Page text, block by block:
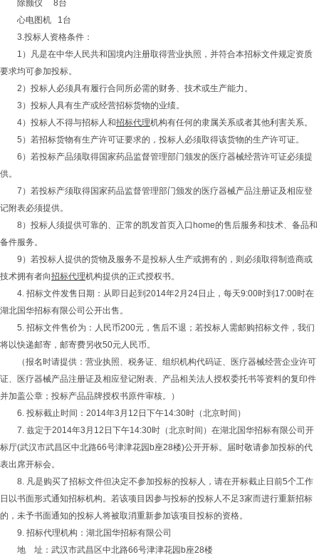
除颤仪 8台
心电图机 1台
3.投标人资格条件：
1）凡是在中华人民共和国境内注册取得营业执照，并符合本招标文件规定资质
要求均可参加投标。
2）投标人必须具有履行合同所必需的财务、技术或生产能力。
3）投标人具有生产或经营招标货物的业绩。
4）投标人不得与招标人和招标代理机构有任何的隶属关系或者其他利害关系。
5）若招标货物有生产许可证要求的，投标人必须取得该货物的生产许可证。
6）若投标产品须取得国家药品监督管理部门颁发的医疗器械经营许可证必须提
供。
7）若投标产须取得国家药品监督管理部门颁发的医疗器械产品注册证及相应登
记附表必须提供。
8）投标人须提供可靠的、正常的凯发首页入口home的售后服务和技术、备品和
备件服务。
9）若投标人提供的货物及服务不是投标人生产或拥有的，则必须取得制造商或
技术拥有者向招标代理机构提供的正式授权书。
4. 招标文件发售日期：从即日起到2014年2月24日止，每天9:00时到17:00时在
湖北国华招标有限公司公开出售。
5. 招标文件售价为：人民币200元，售后不退；若投标人需邮购招标文件，我们
将以快递邮寄，邮寄费另收50元人民币。
（报名时请提供：营业执照、税务证、组织机构代码证、医疗器械经营企业许可
证、医疗器械产品注册证及相应登记附表、产品相关法人授权委托书等资料的复印件
并加盖公章；投标产品品牌授权书原件审核。）
6. 投标截止时间：2014年3月12日下午14:30时（北京时间）
7. 兹定于2014年3月12日下午14:30时（北京时间）在湖北国华招标有限公司开
标厅(武汉市武昌区中北路66号津津花园b座28楼)公开开标。届时敬请参加投标的代
表出席开标会。
8. 凡是购买了招标文件但决定不参加投标的投标人，请在开标截止日前5个工作
日以书面形式通知招标机构。若该项目因参与投标的投标人不足3家而进行重新招标
的，未予书面通知的投标人将被取消重新参加该项目投标的资格。
9. 招标代理机构：湖北国华招标有限公司
地 址：武汉市武昌区中北路66号津津花园b座28楼